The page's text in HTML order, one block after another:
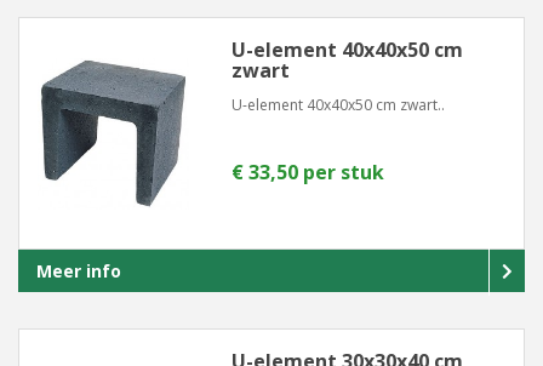
U-element 40x40x50 cm
zwart
U-element 40x40x50 cm zwart..
€ 33,50 per stuk
Meer info